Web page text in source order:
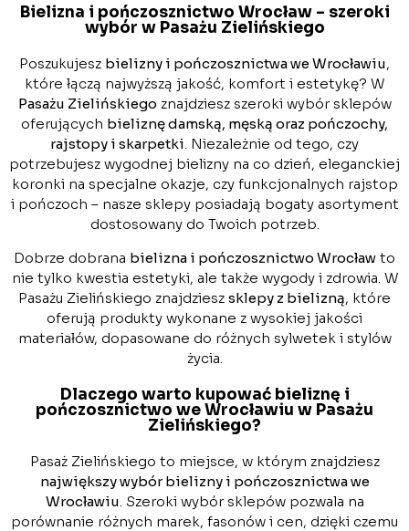
Bielizna i pończosznictwo Wrocław – szeroki
wybór w Pasażu Zielińskiego
Poszukujesz bielizny i pończosznictwa we Wrocławiu,
które łączą najwyższą jakość, komfort i estetykę? W
Pasażu Zielińskiego znajdziesz szeroki wybór sklepów
oferujących bieliznę damską, męską oraz pończochy,
rajstopy i skarpetki. Niezależnie od tego, czy
potrzebujesz wygodnej bielizny na co dzień, eleganckiej
koronki na specjalne okazje, czy funkcjonalnych rajstop
i pończoch – nasze sklepy posiadają bogaty asortyment
dostosowany do Twoich potrzeb.
Dobrze dobrana bielizna i pończosznictwo Wrocław to
nie tylko kwestia estetyki, ale także wygody i zdrowia. W
Pasażu Zielińskiego znajdziesz sklepy z bielizną, które
oferują produkty wykonane z wysokiej jakości
materiałów, dopasowane do różnych sylwetek i stylów
życia.
Dlaczego warto kupować bieliznę i
pończosznictwo we Wrocławiu w Pasażu
Zielińskiego?
Pasaż Zielińskiego to miejsce, w którym znajdziesz
największy wybór bielizny i pończosznictwa we
Wrocławiu . Szeroki wybór sklepów pozwala na
porównanie różnych marek, fasonów i cen, dzięki czemu